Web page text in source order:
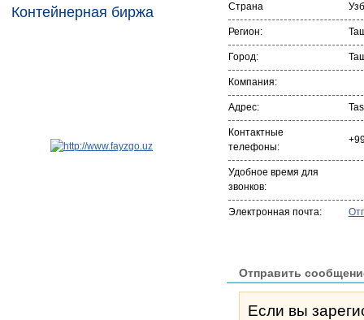
Контейнерная биржа
Страна
Регион:
Город:
Компания:
Адрес:
Контактные
телефоны:
Удобное время для
звонков:
Электронная почта:
Отправить
Если вы